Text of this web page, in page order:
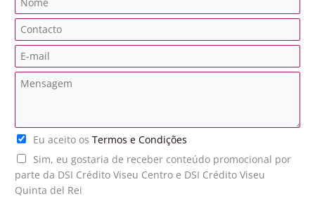
a
m
e
o
t
o
m
*
M
s
a
g
e
m
T
e
r
m
Eu aceito osTermos e Condições
P
u
b
Sim, eu gostaria de receber conteúdo promocional por
parte da DSI Crédito Viseu Centro e DSI Crédito Viseu
Quinta del Rei